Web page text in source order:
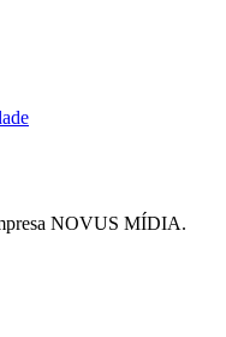
NOVUS MÍDIA.